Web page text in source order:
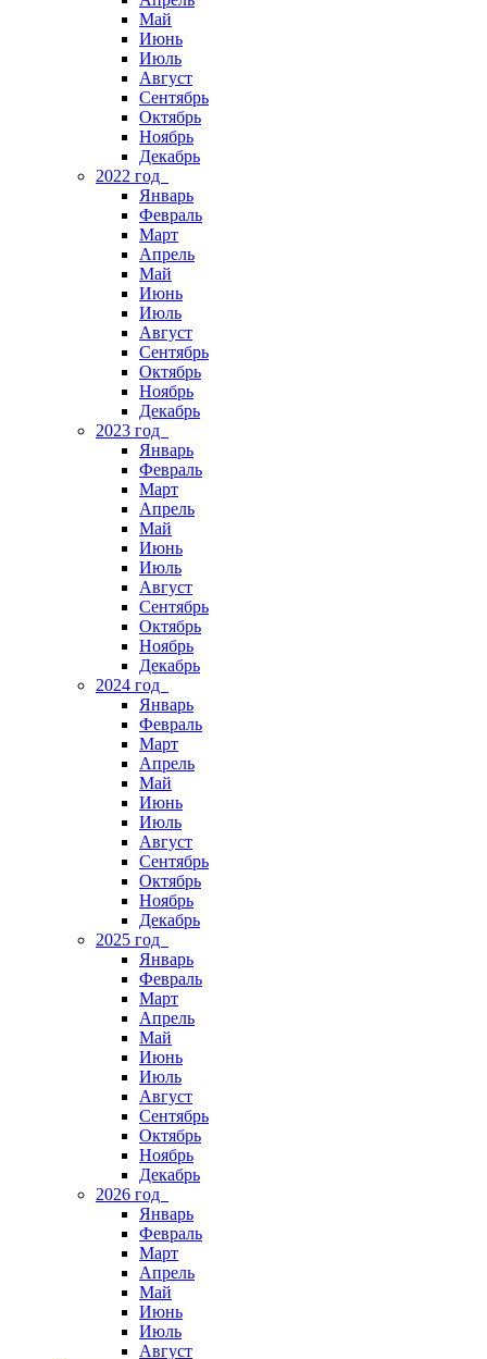
Май
Июнь
Июль
Август
Сентябрь
Октябрь
Ноябрь
Декабрь
2022 год
Январь
Февраль
Март
Апрель
Май
Июнь
Июль
Август
Сентябрь
Октябрь
Ноябрь
Декабрь
2023 год
Январь
Февраль
Март
Апрель
Май
Июнь
Июль
Август
Сентябрь
Октябрь
Ноябрь
Декабрь
2024 год
Январь
Февраль
Март
Апрель
Май
Июнь
Июль
Август
Сентябрь
Октябрь
Ноябрь
Декабрь
2025 год
Январь
Февраль
Март
Апрель
Май
Июнь
Июль
Август
Сентябрь
Октябрь
Ноябрь
Декабрь
2026 год
Январь
Февраль
Март
Апрель
Май
Июнь
Июль
Август